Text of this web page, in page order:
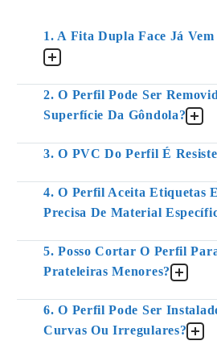
1. A Fita Dupla Face Já
2. O Perfil Pode Ser
Superfície Da Gôndola?
3. O PVC Do Perfil É
4. O Perfil Aceita Etiquetas
Precisa De Material
5. Posso Cortar O Perfil
Prateleiras Menores?
6. O Perfil Pode Ser
Curvas Ou Irregulares?